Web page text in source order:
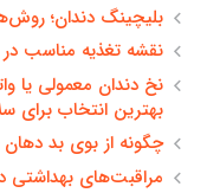
بلیچینگ دندان؛
نقشه تغذیه مناسب
نخ دندان معمولی یا
بهترین انتخاب برای
چگونه از بوی بد
مراقبت‌های بهداشتی